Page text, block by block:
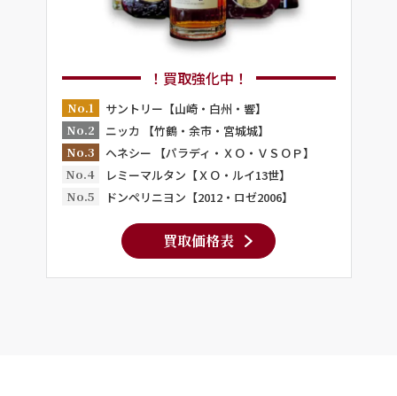
！買取強化中！
No.1
サントリー【山崎・白州・響】
No.2
ニッカ 【竹鶴・余市・宮城城】
No.3
ヘネシー 【パラディ・ＸＯ・ＶＳＯＰ】
No.4
レミーマルタン【ＸＯ・ルイ13世】
No.5
ドンペリニヨン【2012・ロゼ2006】
買取価格表